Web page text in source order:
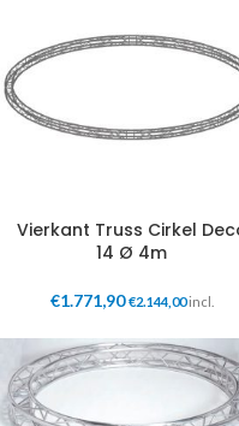
Vierkant Truss Cirkel
14 Ø 4m
€1.771,90 €2.144,00incl.